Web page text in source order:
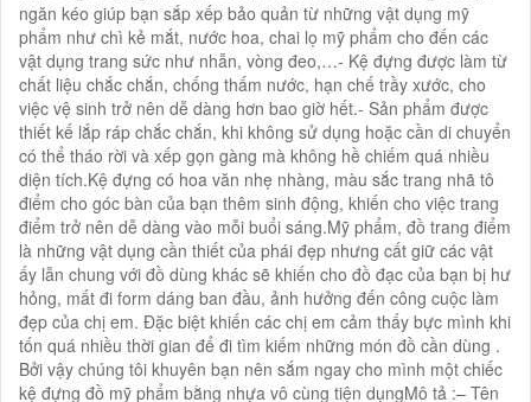
ngăn kéo giúp bạn sắp xếp bảo quản từ những vật dụng mỹ
phẩm như chì kẻ mắt, nước hoa, chai lọ mỹ phẩm cho đến các
vật dụng trang sức như nhẫn, vòng đeo,…- Kệ đựng được làm từ
chất liệu chắc chắn, chống thấm nước, hạn chế trầy xước, cho
việc vệ sinh trở nên dễ dàng hơn bao giờ hết.- Sản phẩm được
thiết kế lắp ráp chắc chắn, khi không sử dụng hoặc cần di chuyển
có thể tháo rời và xếp gọn gàng mà không hề chiếm quá nhiều
diện tích.Kệ đựng có hoa văn nhẹ nhàng, màu sắc trang nhã tô
điểm cho góc bàn của bạn thêm sinh động, khiến cho việc trang
điểm trở nên dễ dàng vào mỗi buổi sáng.Mỹ phẩm, đồ trang điểm
là những vật dụng cần thiết của phái đẹp nhưng cất giữ các vật
ấy lẫn chung với đồ dùng khác sẽ khiến cho đồ đạc của bạn bị hư
hỏng, mất đi form dáng ban đầu, ảnh hưởng đến công cuộc làm
đẹp của chị em. Đặc biệt khiến các chị em cảm thấy bực mình khi
tốn quá nhiều thời gian để đi tìm kiếm những món đồ cần dùng .
Bởi vậy chúng tôi khuyên bạn nên sắm ngay cho mình một chiếc
kệ đựng đồ mỹ phẩm bằng nhựa vô cùng tiện dụngMô tả :– Tên